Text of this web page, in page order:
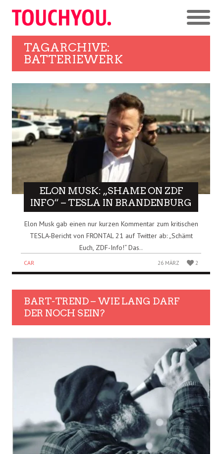
TAGARCHIVE:
BATTERIEWERK
ELON MUSK: „SHAME ON ZDF
INFO“ – TESLA IN BRANDENBURG
Elon Musk gab einen nur kurzen Kommentar zum kritischen
TESLA-Bericht von FRONTAL 21 auf Twitter ab: „Schämt
Euch, ZDF-Info!“ Das..
CAR 26 MÄRZ 2
BART-TREND – WIE LANG DARF
DER NOCH SEIN?